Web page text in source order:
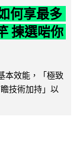
何享最多
揀選啱你
本效能，「極致
技術加持」以